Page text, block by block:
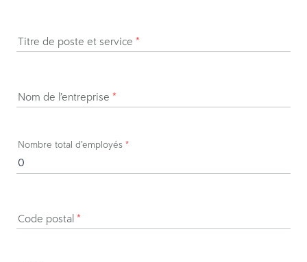
Titre de poste et service *
Nom de l’entreprise *
Nombre total d’employés *
Code postal *